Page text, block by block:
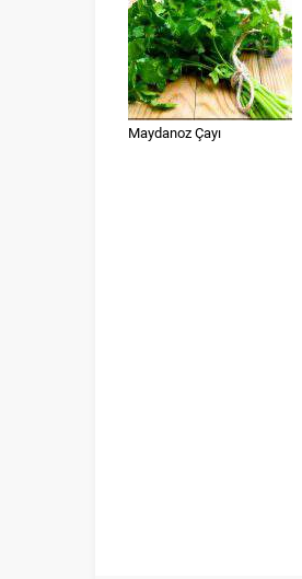
Maydanoz Çayı